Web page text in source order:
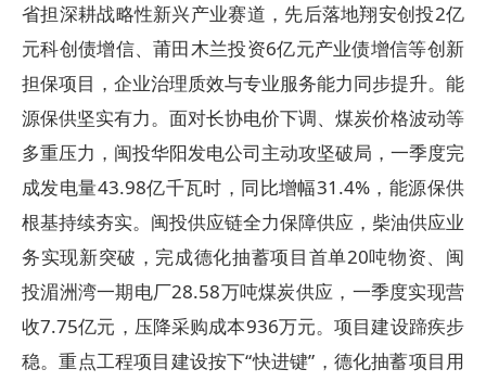
省担深耕战略性新兴产业赛道，先后落地翔安创投2亿
元科创债增信、莆田木兰投资6亿元产业债增信等创新
担保项目，企业治理质效与专业服务能力同步提升。能
源保供坚实有力。面对长协电价下调、煤炭价格波动等
多重压力，闽投华阳发电公司主动攻坚破局，一季度完
成发电量43.98亿千瓦时，同比增幅31.4%，能源保供
根基持续夯实。 闽投供应链全力保障供应，柴油供应业
务实现新突破，完成德化抽蓄项目首单20吨物资、闽
投湄洲湾一期电厂28.58万吨煤炭供应，一季度实现营
收7.75亿元，压降采购成本936万元。项目建设蹄疾步
稳。重点工程项目建设按下“快进键”，德化抽蓄项目用